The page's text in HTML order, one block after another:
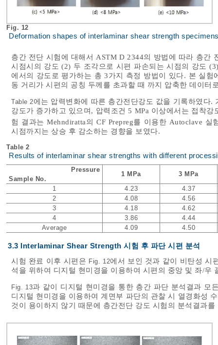
Fig. 12
Deformation shapes of interlaminar shear strength
층간 전단 시험에 대해서 ASTM D 2344의 방법에 따라 층간
시점시의 강도 (2) 두 조각으로 시편 파손되는 시점의 강도
에서의 강도로 평가하는 총 3가지 측정 방법이 있다. 본 실
동 거리가 시편의 공칭 두께를 초과할 때 까지 압축한 데이터
Table 2에는 압력변화에 따른 층간전단강도 값을 기록하였다.
강도가 증가하고 있으며, 압력조건 5 MPa 이상에서는 접착
험 결과는 Mehndiratta의 CF Prepreg를 이용한 Autoclave 실
시점까지는 상승 후 감소하는 경향을 보였다.
Table 2
Results of interlaminar shear strengths with different
Pressure
1 MPa 3 MPa
Sample No.
1
4.23
4.37
2
4.08
4.56
3
4.18
4.62
4
3.86
4.44
Average
4.09 4.50
3.3 Interlaminar Shear Strength 시험 후 파단 시편 분석
시험 완료 이후 시편은 Fig. 12에서 보인 것과 같이 비탄성 시
석을 위하여 디지털 현미경을 이용하여 시편의 중앙 및 좌/우
Fig. 13과 같이 디지털 현미경을 통한 층간 파단 분석결과 모
디지털 현미경을 이용하여 계면부 파단의 관찰 시 열경화성
것이 용이하지 않기 때문에 층간전단 강도 시험의 분석결과